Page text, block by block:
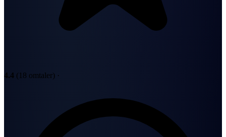
4.4 (18 omtaler) ·